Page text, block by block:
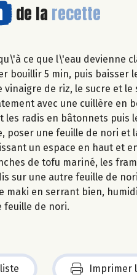
de la recette
ce que l\'eau devienne
bouillir 5 min, puis baisser
vinaigre de riz, le sucre et
avec une cuillère en
les radis en bâtonnets puis
poser une feuille de nori et
un espace en haut et
de tofu mariné, les
sur une autre feuille de
maki en serrant bien,
feuille de nori.
Imprimer